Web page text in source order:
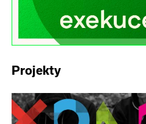
Projekty